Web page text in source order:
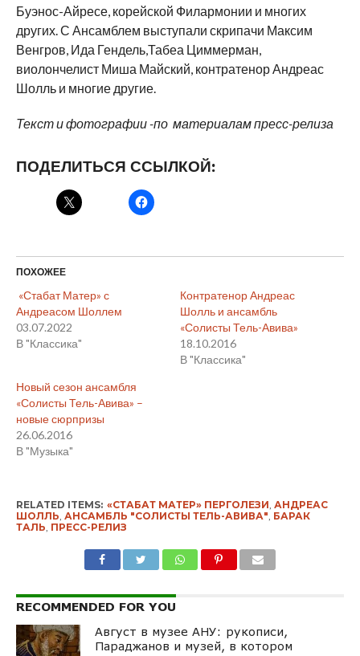
Буэнос-Айресе, корейской Филармонии и многих
других. С Ансамблем выступали скрипачи Максим
Венгров, Ида Гендель,Табеа Циммерман,
виолончелист Миша Майский, контратенор Андреас
Шолль и многие другие.
Текст и фотографии -по материалам пресс-релиза
ПОДЕЛИТЬСЯ ССЫЛКОЙ:
ПОХОЖЕЕ
«Стабат Матер» с
Андреасом Шоллем
03.07.2022
В "Классика"
Контратенор Андреас
Шолль и ансамбль
«Солисты Тель-Авива»
18.10.2016
В "Классика"
Новый сезон ансамбля
«Солисты Тель-Авива» –
новые сюрпризы
26.06.2016
В "Музыка"
RELATED ITEMS: «СТАБАТ МАТЕР» ПЕРГОЛЕЗИ АНДРЕАС
ШОЛЛЬ АНСАМБЛЬ "СОЛИСТЫ ТЕЛЬ-АВИВА" БАРАК
ТАЛЬ ПРЕСС-РЕЛИЗ
RECOMMENDED FOR YOU
Август в музее АНУ: рукописи,
Параджанов и музей, в котором